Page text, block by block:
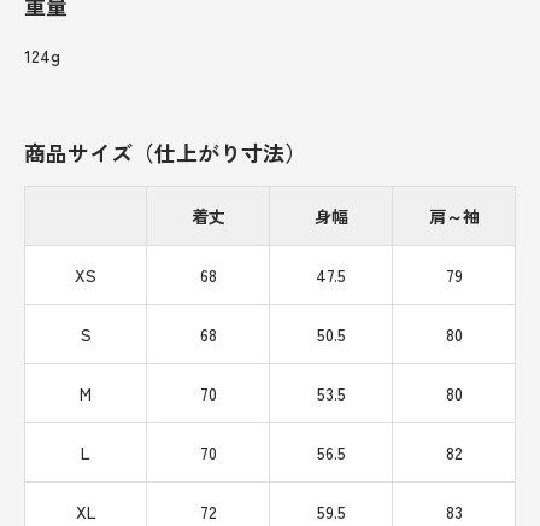
124g
商品サイズ（仕上がり寸法）
着丈 身幅 肩～袖
XS 68 47.5 79
S 68 50.5 80
M 70 53.5 80
L 70 56.5 82
XL 72 59.5 83